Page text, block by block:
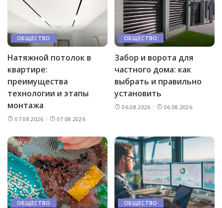
ОБЩЕСТВО
Натяжной потолок в
квартире:
преимущества
технологии и этапы
монтажа
07.08.2026 07.08.2026
ОБЩЕСТВО
Забор и ворота для
частного дома: как
выбрать и правильно
установить
06.08.2026 06.08.2026
ОБЩЕСТВО ОБЩЕСТВО